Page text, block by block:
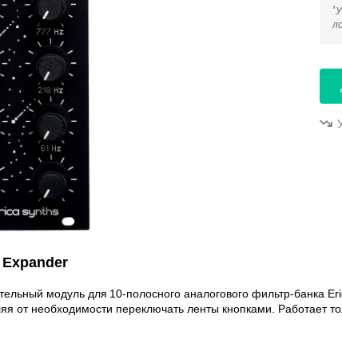
*
модуль для 10‑полосного аналогового фильтр‑банка
от необходимости переключать ленты кнопками. Работает